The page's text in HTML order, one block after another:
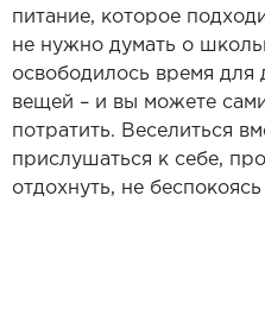
питание, которое
не нужно думать о
освободилось время для
вещей – и вы можете
потратить. Веселиться
прислушаться к себе,
отдохнуть, не